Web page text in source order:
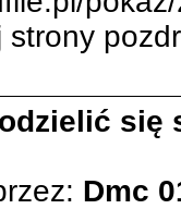
się
Dmc